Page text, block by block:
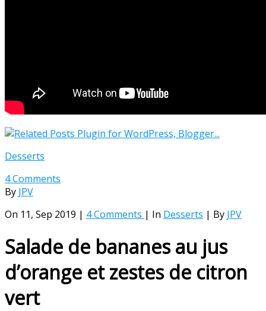
Desserts
4 Comments
By JPV
On 11, Sep 2019 | 4 Comments | In Desserts | By JPV
Salade de bananes au jus
d’orange et zestes de citron
vert